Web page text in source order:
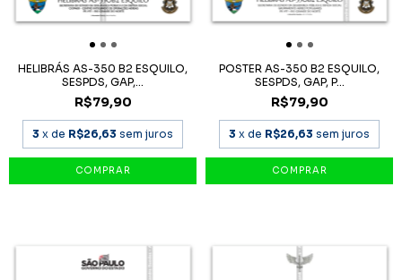
HELIBRÁS AS-350 B2 ESQUILO,
SESPDS, GAP,...
R$79,90
3 x de R$26,63 sem juros
POSTER AS-350 B2 ESQUILO,
SESPDS, GAP, P...
R$79,90
3 x de R$26,63 sem juros